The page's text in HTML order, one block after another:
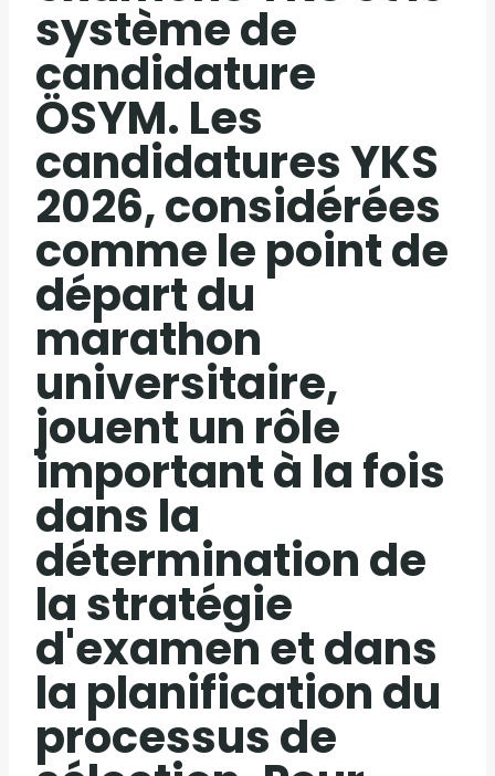
système de
candidature
ÖSYM. Les
candidatures YKS
2026, considérées
comme le point de
départ du
marathon
universitaire,
jouent un rôle
important à la fois
dans la
détermination de
la stratégie
d'examen et dans
la planification du
processus de